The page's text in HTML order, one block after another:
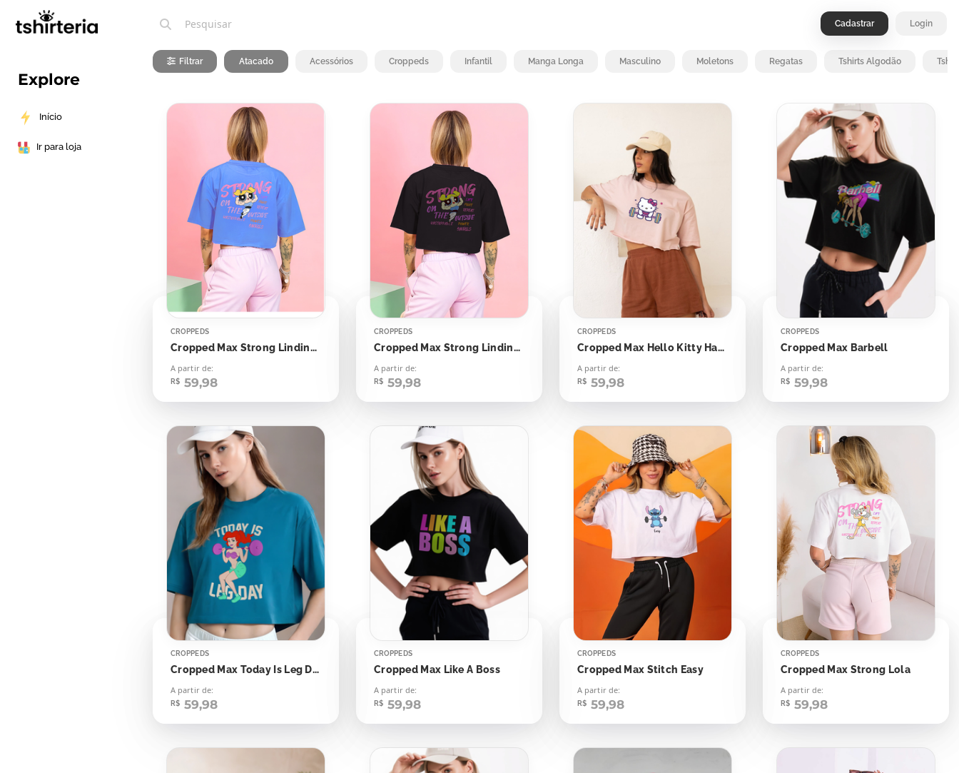
Explore
Início
Ir para loja
Cadastrar Login
Filtrar Atacado Acessórios Croppeds Infantil Manga Longa Masculino Moletons Regatas Tshirts Algodão
CROPPEDS
Cropped Max Strong Lindinha
A partir de:
R$ 59,98
CROPPEDS
Cropped Max Strong Lindinha
A partir de:
R$ 59,98
CROPPEDS
Cropped Max Hello Kitty Halter
A partir de:
R$ 59,98
CROPPEDS
Cropped Max Barbell
A partir de:
R$ 59,98
CROPPEDS
Cropped Max Today Is Leg Day
A partir de:
R$ 59,98
CROPPEDS
Cropped Max Like A Boss
A partir de:
R$ 59,98
CROPPEDS
Cropped Max Stitch Easy
A partir de:
R$ 59,98
CROPPEDS
Cropped Max Strong Lola
A partir de:
R$ 59,98